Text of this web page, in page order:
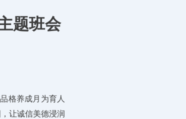
题班会
格养成月为育人
让诚信美德浸润